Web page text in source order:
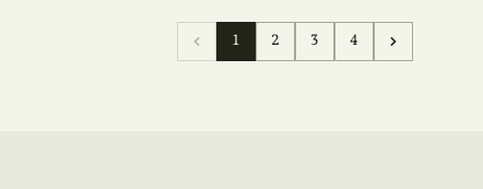
1 2 3 4